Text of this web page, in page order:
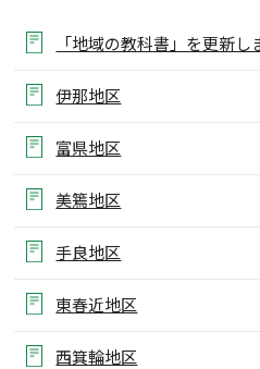
「地域の教科書」を更新し
伊那地区
富県地区
美篶地区
手良地区
東春近地区
西箕輪地区